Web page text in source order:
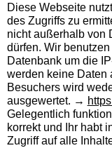
Diese Webseite
des Zugriffs zu
nicht außerhalb von
dürfen. Wir
Datenbank um die
werden keine Daten
Besuchers wird
ausgewertet. →
Gelegentlich
korrekt und Ihr habt
Zugriff auf alle